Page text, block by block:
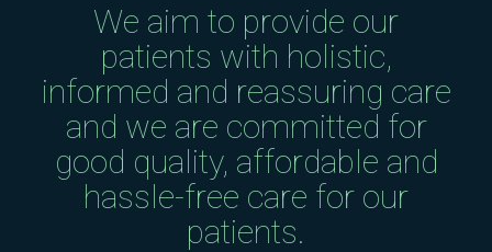
We aim to provide our
patients with holistic,
informed and reassuring care
and we are committed for
good quality, affordable and
hassle-free care for our
patients.